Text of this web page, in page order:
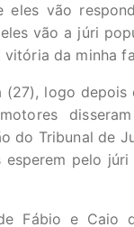
eles vão
vão a júri
da minha
(27), logo depois
do Tribunal de
esperem pelo
Fábio e Caio